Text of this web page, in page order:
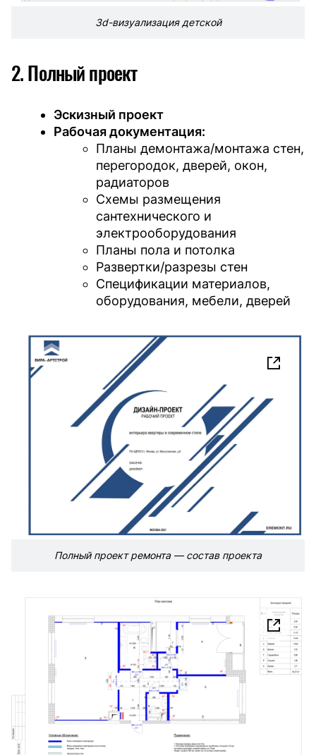
3d-визуализация детской
2. Полный проект
Эскизный проект
Рабочая документация:
Планы демонтажа/монтажа стен,
перегородок, дверей, окон,
радиаторов
Схемы размещения
сантехнического и
электрооборудования
Планы пола и потолка
Развертки/разрезы стен
Спецификации материалов,
оборудования, мебели, дверей
Полный проект ремонта — состав проекта